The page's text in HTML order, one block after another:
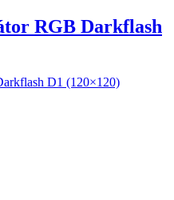
RGB Darkflash
D1 (120×120)